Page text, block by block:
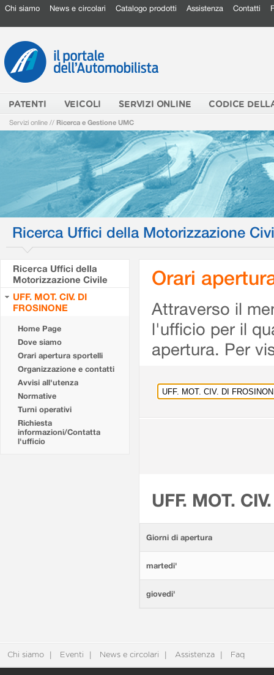
Chi siamo News e circolari Catalogo prodotti Assistenza Contatti
PATENTI VEICOLI SERVIZI ONLINE CODICE
Servizi online // Ricerca e Gestione UMC
Ricerca Uffici della Motorizzazione
Ricerca Uffici della
Motorizzazione Civile
UFF. MOT. CIV. DI
FROSINONE
Home Page
Dove siamo
Orari apertura sportelli
Organizzazione e contatti
Avvisi all'utenza
Normative
Turni operativi
Richiesta
informazioni/Contatta
l'ufficio
Orari
Attraverso il
l'ufficio per il
apertura. Per
UFF. MOT.
Giorni di apertura
martedi'
giovedi'
Chi siamo Eventi News e circolari Assistenza Faq